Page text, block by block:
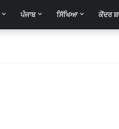
ਪੰਜਾਬ ਸਿੱਖਿਆ ਕੇਂਦਰ